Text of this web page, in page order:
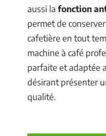
aussi la fonction
permet de
cafetière en tout
machine à café
parfaite et adaptée
désirant présenter
qualité.